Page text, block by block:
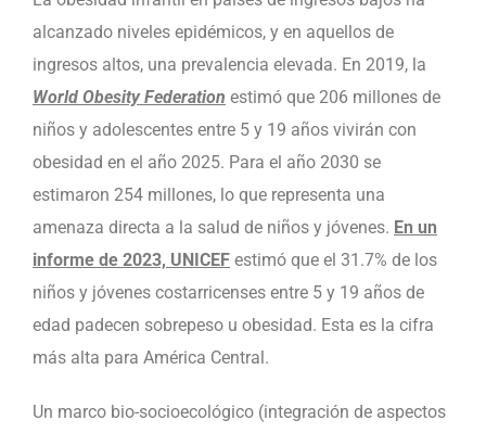
alcanzado niveles epidémicos, y en aquellos de
ingresos altos, una prevalencia elevada. En 2019, la
World Obesity Federation estimó que 206 millones de
niños y adolescentes entre 5 y 19 años vivirán con
obesidad en el año 2025. Para el año 2030 se
estimaron 254 millones, lo que representa una
amenaza directa a la salud de niños y jóvenes. En un
informe de 2023, UNICEF estimó que el 31.7% de los
niños y jóvenes costarricenses entre 5 y 19 años de
edad padecen sobrepeso u obesidad. Esta es la cifra
más alta para América Central.
Un marco bio-socioecológico (integración de aspectos